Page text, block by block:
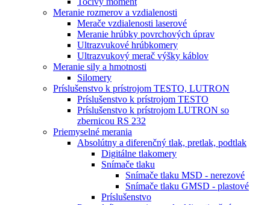
Meranie rozmerov a vzdialenosti
Merače vzdialenosti laserové
Meranie hrúbky povrchových úprav
Ultrazvukové hrúbkomery
Ultrazvukový merač výšky káblov
Meranie sily a hmotnosti
Silomery
Príslušenstvo k prístrojom TESTO, LUTRON
Príslušenstvo k prístrojom TESTO
Príslušenstvo k prístrojom LUTRON so
zbernicou RS 232
Priemyselné merania
Absolútny a diferenčný tlak, pretlak, podtlak
Digitálne tlakomery
Snímače tlaku
Snímače tlaku MSD - nerezové
Snímače tlaku GMSD - plastové
Príslušenstvo